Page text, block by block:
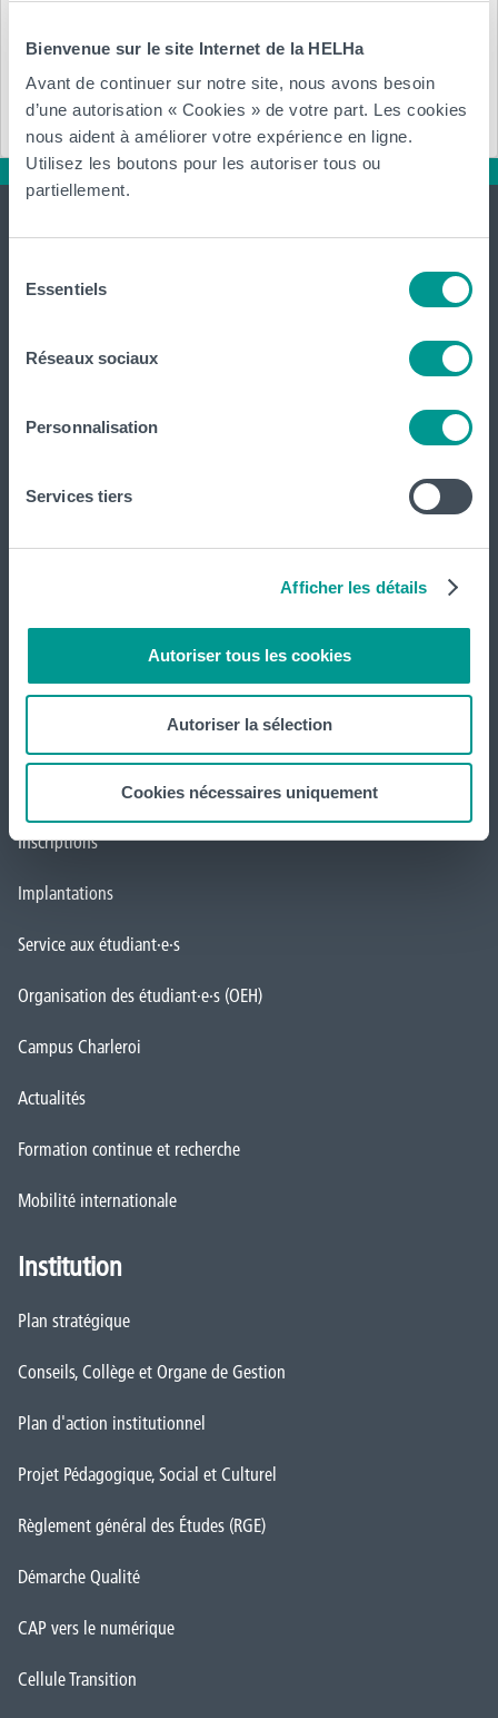
Bienvenue sur le site Internet de la HELHa
Avant de continuer sur notre site, nous avons besoin
d’une autorisation « Cookies » de votre part. Les cookies
nous aident à améliorer votre expérience en ligne.
Utilisez les boutons pour les autoriser tous ou
partiellement.
Essentiels
Réseaux sociaux
Personnalisation
Services tiers
Afficher les détails
Autoriser tous les cookies
Autoriser la sélection
Cookies nécessaires uniquement
Réf.: stage RH
Annexe :
International
website
La HELHa propose des études supérieures
formations réparties sur
,Gilly
Louvain-la-Neuve,
Loverval,Mons,Montignies-sur-Sambre,Mouscronet
Quai des Salines
Tout voir
Inscriptions
Implantations
Service aux étudiant·e·s
Organisation des étudiant·e·s (OEH)
Campus Charleroi
Actualités
Formation continue et recherche
Mobilité internationale
Institution
Plan stratégique
Conseils, Collège et Organe de Gestion
Plan d'action institutionnel
Projet Pédagogique, Social et Culturel
Règlement général des Études (RGE)
Démarche Qualité
CAP vers le numérique
Cellule Transition